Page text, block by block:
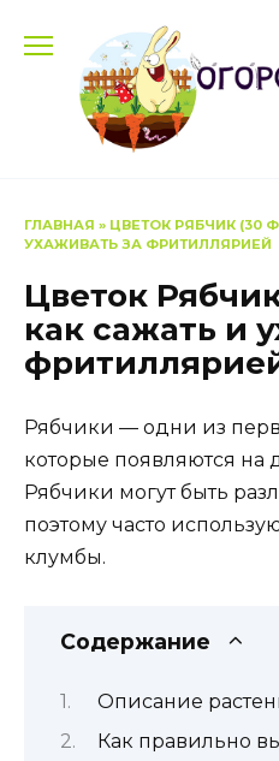
содержанию
ГЛАВНАЯ » ЦВЕТОК РЯБЧИК (30
УХАЖИВАТЬ ЗА ФРИТИЛЛЯРИЕЙ
Цветок
как сажать и
Рябчики — одни из
которые появляются на
Рябчики могут быть
поэтому часто
клумбы.
Содержание
Описание
Как правильно